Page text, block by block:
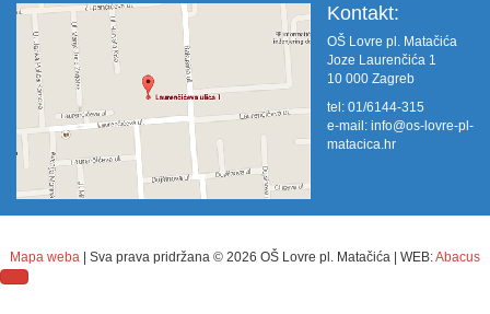
Kontakt:
OŠ Lovre pl. Matačića
Joze Laurenčića 1
10 000 Zagreb
tel: 01/6144-315
e-mail: info@os-lovre-pl-
matacica.hr
Mapa weba | Sva prava pridržana © 2026 OŠ Lovre pl. Matačića | WEB:Abacus